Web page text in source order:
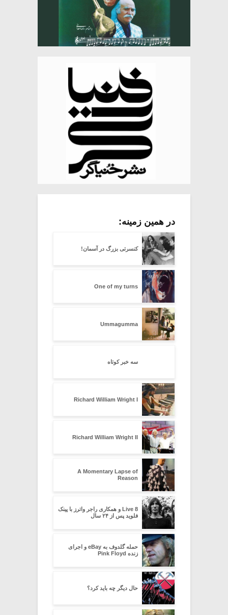
در همین زمینه:
کنسرتی بزرگ در آسمان!
One of my turns
Ummagumma
سه خبر کوتاه
Richard William Wright I
Richard William Wright II
A Momentary Lapse of
Reason
Live 8 و همکاری راجر واترز با پینک
فلوید پس از ۲۴ سال
حمله گلدوف به eBay و اجرای
زنده Pink Floyd
حال دیگر چه باید کرد؟